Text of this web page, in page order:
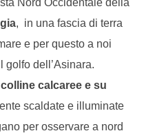
, in una fascia di terra
e per questo a noi
golfo dell’Asinara.
colline calcaree e su
scaldate e illuminate
per osservare a nord